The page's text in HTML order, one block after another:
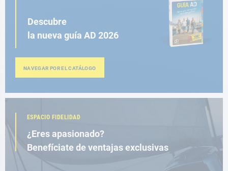
Descubre
la nueva guía AD 2026
NAVEGAR POR EL CATÁLOGO
ESPACIO FIDELIDAD
¿Eres apasionado?
Benefíciate de ventajas exclusivas